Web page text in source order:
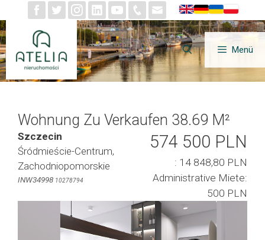
Inhalt
springen
Menü
Wohnung Zu Verkaufen 38.69 M²
Szczecin
Śródmieście-Centrum,
Zachodniopomorskie
INW34998 10278794
574 500 PLN
: 14 848,80 PLN
Administrative Miete:
500 PLN